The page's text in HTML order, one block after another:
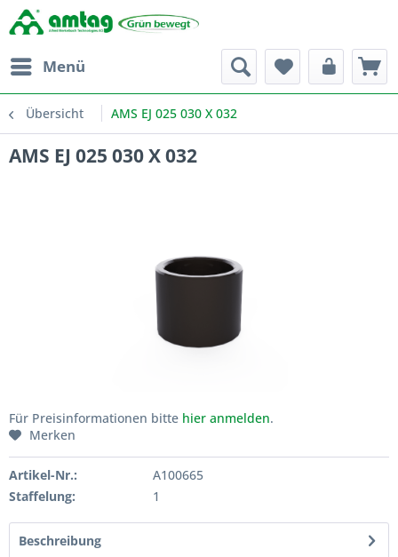
Menü
Übersicht AMS EJ 025 030 X 032
AMS EJ 025 030 X 032
Für Preisinformationen bitte hier anmelden.
Merken
Artikel-Nr.:
A100665
Staffelung:
1
Beschreibung